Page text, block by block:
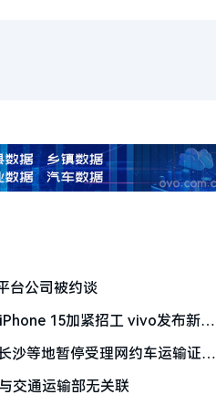
台公司被约谈
15加紧招工 vivo发布新机
沙等地暂停受理网约车运输证新
交通运输部无关联